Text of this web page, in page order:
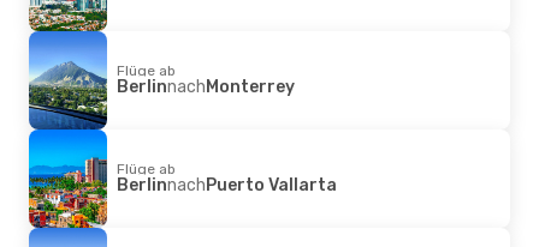
Flüge ab
BerlinnachMonterrey
Flüge ab
BerlinnachPuerto Vallarta